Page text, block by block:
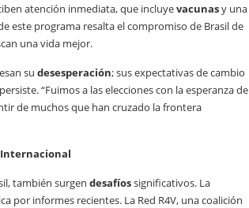
atención inmediata, que incluyevacunasy una
este programa resalta el compromiso de Brasil de
una vida mejor.
su desesperación; sus expectativas de cambio
“Fuimos a las elecciones con la esperanza de
de muchos que han cruzado la frontera
Internacional
también surgen desafíossignificativos. La
por informes recientes. La Red R4V, una coalición